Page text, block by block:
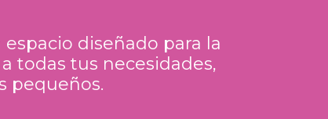
diseñado para la
todas tus necesidades,
pequeños.